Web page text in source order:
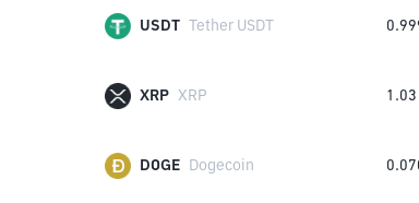
USDT Tether USDT
XRP XRP 1.03
DOGE Dogecoin